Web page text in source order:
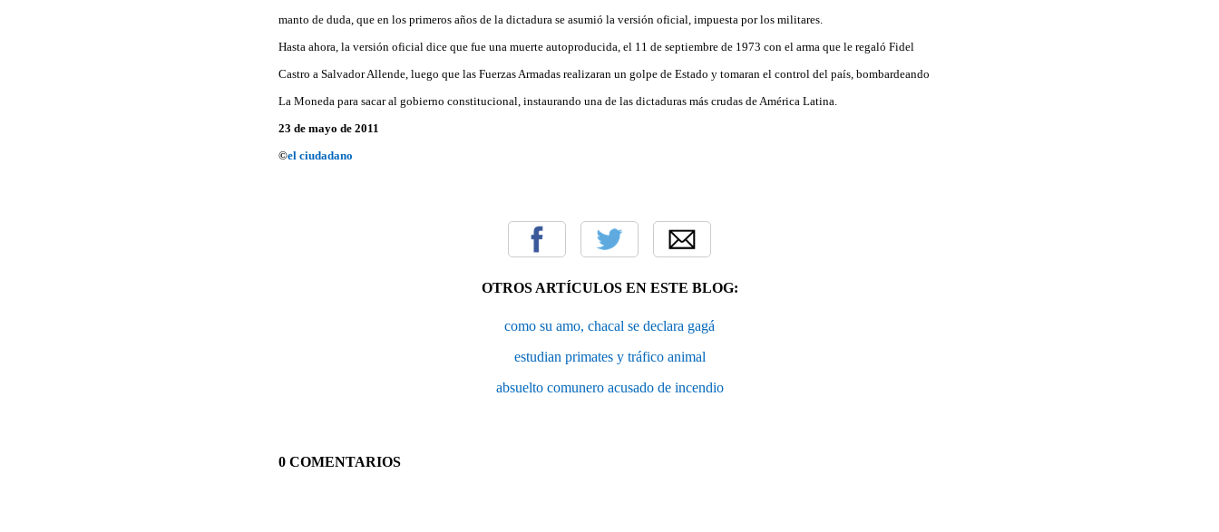
manto de duda, que en los primeros años de la dictadura se asumió la versión oficial, impuesta por los militares.
Hasta ahora, la versión oficial dice que fue una muerte autoproducida, el 11 de septiembre de 1973 con el arma que le regaló Fidel
Castro a Salvador Allende, luego que las Fuerzas Armadas realizaran un golpe de Estado y tomaran el control del país, bombardeando
La Moneda para sacar al gobierno constitucional, instaurando una de las dictaduras más crudas de América Latina.
23 de mayo de 2011
©el ciudadano
OTROS ARTÍCULOS EN ESTE BLOG:
como su amo, chacal se declara gagá
estudian primates y tráfico animal
absuelto comunero acusado de incendio
0 COMENTARIOS